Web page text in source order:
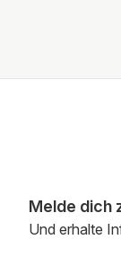
Melde dich
Und erhalte